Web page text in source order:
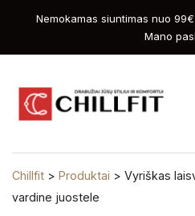
Nemokamas siuntimas nuo
Mano
Chillfit > Produktai > Vyriškas
vardine juostele